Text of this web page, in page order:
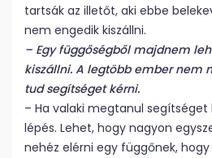
tartsák az illetőt, aki ebbe
nem engedik kiszállni.
– Egy függőségből majdnem
kiszállni. A legtöbb ember nem
tud segítséget kérni.
– Ha valaki megtanul segítséget
lépés. Lehet, hogy nagyon
nehéz elérni egy függőnek,